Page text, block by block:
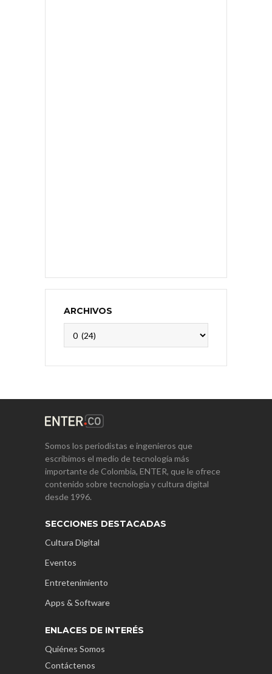
ARCHIVOS
Somos los periodistas e ingenieros que
escribimos el medio de tecnología más
importante de Colombia, ENTER, que le ofrece
contenido sobre tecnología y cultura digital
desde 1996.
SECCIONES DESTACADAS
Cultura Digital
Eventos
Entretenimiento
Apps & Software
ENLACES DE INTERÉS
Quiénes Somos
Contáctenos